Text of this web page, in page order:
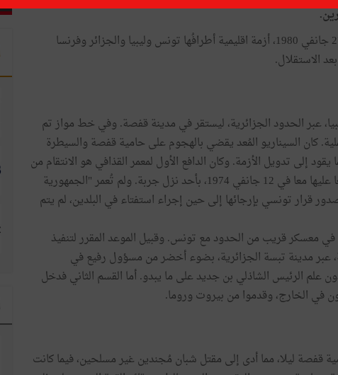
فجرت العملية، التي تمت في الليلة الفاصلة بين 26 و27 جانفي 1980، أزمة اقليمية أطرافُها تونس وليبيا والجزائر وفرنسا
الاستقلال.
عبر الحدود الجزائرية، ليستقر في مدينة قفصة. وفي خط مواز تم
كان السيناريو المُعد يقضي بالهجوم على حامية قفصة والسيطرة
إلى تدويل الأزمة. وكان الدافع الأول لمعمر القذافي هو الانتقام من
الحبيب بورقيبة، الذي ألغى "معاهدة جربة"، بعدما وقعا عليها معا في 12 جانفي 1974، بأحد نزل جربة. ولم تُعمر "الجمهورية
قرار تونسي بإرجائها إلى حين إجراء استفتاء في البلدين، لم يتم
معسكر قريب من الحدود مع تونس. وقبيل الموعد المقرر لتنفيذ
عبر مدينة تبسة الجزائرية، بضوء أخضر من مسؤول رفيع في
علم الرئيس الشاذلي بن جديد على ما يبدو. أما القسم الثاني فدخل
في الخارج، وقدموا من بيروت وروما.
قفصة ليلا، مما أدى إلى مقتل شبان مُجندين غير مسلحين، فيما كانت